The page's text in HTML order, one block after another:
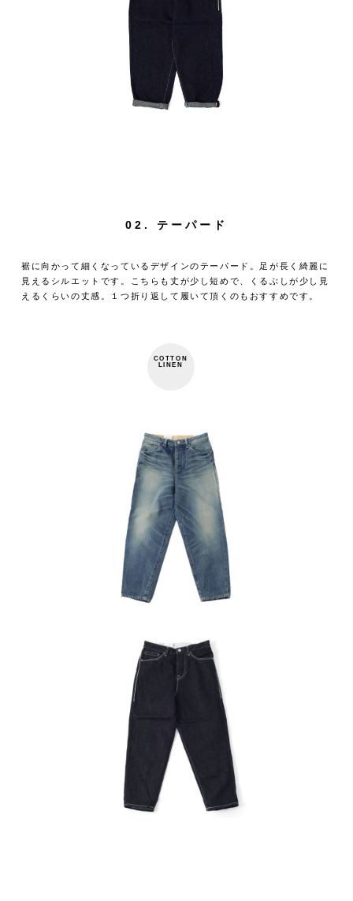
02. テーパード
裾に向かって細くなっているデザインのテーパード。足が長く綺麗に
見えるシルエットです。こちらも丈が少し短めで、くるぶしが少し見
えるくらいの丈感。１つ折り返して履いて頂くのもおすすめです。
COTTON
LINEN